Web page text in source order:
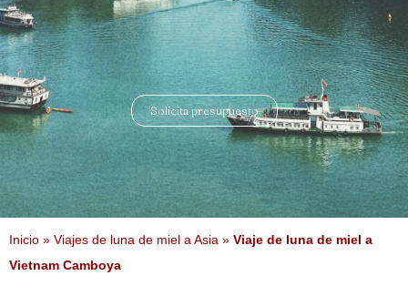
Solicita presupuesto
Inicio » Viajes de luna de miel a Asia » Viaje de luna de miel a
Vietnam Camboya